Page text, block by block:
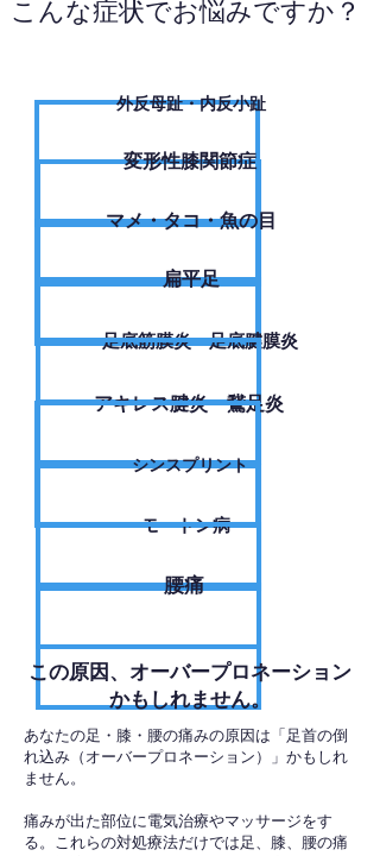
こんな症状でお悩みですか？
外反母趾・内反小趾
変形性膝関節症
​マメ・タコ・魚の目
扁平足
足底筋膜炎・足底腱膜炎
アキレス腱炎・鵞足炎
シンスプリント
モートン病
腰痛
​この原因、オーバープロネーション
かもしれません。
あなたの足・膝・腰の痛みの原因は「足首の倒
れ込み（オーバープロネーション）」かもしれ
ません。
痛みが出た部位に電気治療やマッサージをす
る。これらの対処療法だけでは足、膝、腰の痛